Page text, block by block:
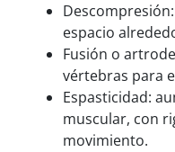
espacio
Fusión o
vértebras para
Espasticidad:
muscular, con
movimiento.